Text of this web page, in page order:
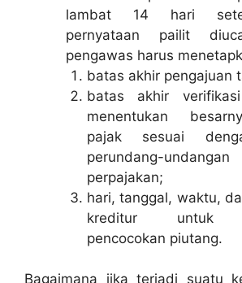
lambat 14 hari
pernyataan pailit
pengawas harus
batas akhir pengajuan
batas akhir
menentukan
pajak sesuai
perundang-
perpajakan;
hari, tanggal, waktu,
kreditur untuk
pencocokan piutang.
Bagaimana jika terjadi suatu